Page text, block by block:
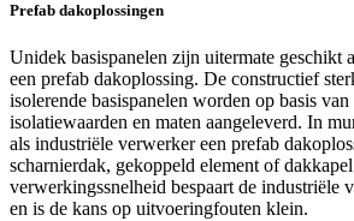
Prefab dakoplossingen
Unidek basispanelen zijn uitermate geschikt
een prefab dakoplossing. De constructief
isolerende basispanelen worden op basis van
isolatiewaarden en maten aangeleverd. In
als industriële verwerker een prefab
scharnierdak, gekoppeld element of
verwerkingssnelheid bespaart de industriële
en is de kans op uitvoeringfouten klein.